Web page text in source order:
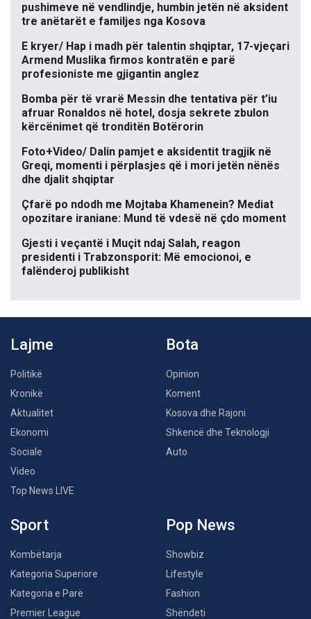
pushimeve në vendlindje, humbin jetën në aksident
tre anëtarët e familjes nga Kosova
E kryer/ Hap i madh për talentin shqiptar, 17-vjeçari
Armend Muslika firmos kontratën e parë
profesioniste me gjigantin anglez
Bomba për të vrarë Messin dhe tentativa për t’iu
afruar Ronaldos në hotel, dosja sekrete zbulon
kërcënimet që tronditën Botërorin
Foto+Video/ Dalin pamjet e aksidentit tragjik në
Greqi, momenti i përplasjes që i mori jetën nënës
dhe djalit shqiptar
Çfarë po ndodh me Mojtaba Khamenein? Mediat
opozitare iraniane: Mund të vdesë në çdo moment
Gjesti i veçantë i Muçit ndaj Salah, reagon
presidenti i Trabzonsporit: Më emocionoi, e
falënderoj publikisht
Lajme
Politikë
Kronikë
Aktualitet
Ekonomi
Sociale
Video
Top News LIVE
Bota
Opinion
Koment
Kosova dhe Rajoni
Shkencë dhe Teknologji
Auto
Sport
Kombëtarja
Kategoria Superiore
Kategoria e Parë
Premier League
Pop News
Showbiz
Lifestyle
Fashion
Shëndeti